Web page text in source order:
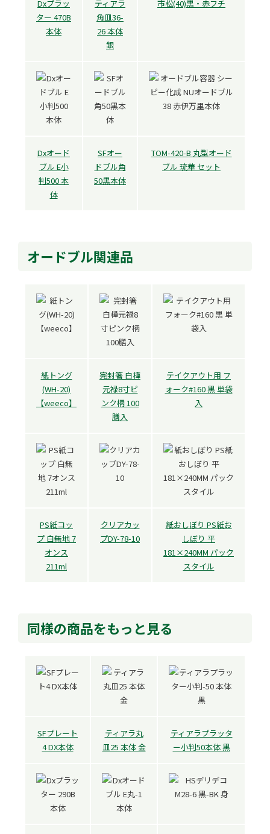
Dxプラッ
ター 470B
本体
ティアラ
角皿36-
26 本体
銀
市松(40)黒・赤フチ
Dxオード
ブル E小
判500 本
体
SFオー
ドブル角
50黒本体
TOM-420-B 丸型オード
ブル 琉華 セット
オードブル関連品
紙トング
(WH-20)
【weeco】
完封箸 白樺
元禄8寸ピ
ンク柄 100
膳入
テイクアウト用 フ
ォーク#160 黒 単袋
入
PS紙コッ
プ 白無地 7
オンス
211ml
クリアカッ
プDY-78-10
紙おしぼり PS紙お
しぼり 平
181×240MM パック
スタイル
同様の商品をもっと見る
SFプレート
4 DX本体
ティアラ丸
皿25 本体 金
ティアラプラッタ
ー小判50本体 黒